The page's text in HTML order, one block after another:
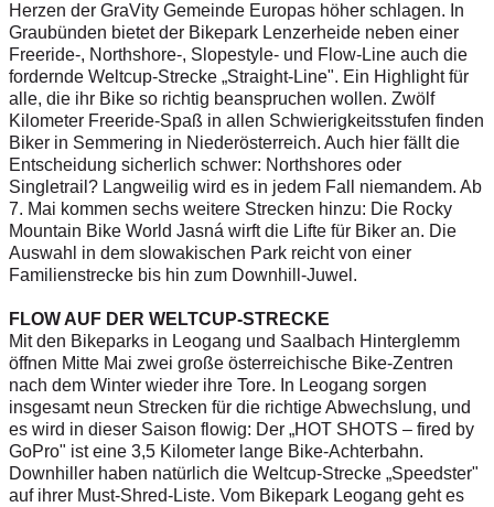
Herzen der GraVity Gemeinde Europas höher schlagen. In
Graubünden bietet der Bikepark Lenzerheide neben einer
Freeride-, Northshore-, Slopestyle- und Flow-Line auch die
fordernde Weltcup-Strecke „Straight-Line". Ein Highlight für
alle, die ihr Bike so richtig beanspruchen wollen. Zwölf
Kilometer Freeride-Spaß in allen Schwierigkeitsstufen finden
Biker in Semmering in Niederösterreich. Auch hier fällt die
Entscheidung sicherlich schwer: Northshores oder
Singletrail? Langweilig wird es in jedem Fall niemandem. Ab
7. Mai kommen sechs weitere Strecken hinzu: Die Rocky
Mountain Bike World Jasná wirft die Lifte für Biker an. Die
Auswahl in dem slowakischen Park reicht von einer
Familienstrecke bis hin zum Downhill-Juwel.
FLOW AUF DER WELTCUP-STRECKE
Mit den Bikeparks in Leogang und Saalbach Hinterglemm
öffnen Mitte Mai zwei große österreichische Bike-Zentren
nach dem Winter wieder ihre Tore. In Leogang sorgen
insgesamt neun Strecken für die richtige Abwechslung, und
es wird in dieser Saison flowig: Der „HOT SHOTS – fired by
GoPro" ist eine 3,5 Kilometer lange Bike-Achterbahn.
Downhiller haben natürlich die Weltcup-Strecke „Speedster"
auf ihrer Must-Shred-Liste. Vom Bikepark Leogang geht es